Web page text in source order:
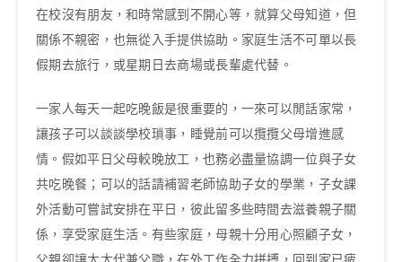
在校沒有朋友，和時常感到不開心等，就算父母知道，但
關係不親密，也無從入手提供協助。家庭生活不可單以長
假期去旅行，或星期日去商場或長輩處代替。
一家人每天一起吃晚飯是很重要的，一來可以閒話家常，
讓孩子可以談談學校瑣事，睡覺前可以攬攬父母增進感
情。假如平日父母較晚放工，也務必盡量協調一位與子女
共吃晚餐；可以的話請補習老師協助子女的學業，子女課
外活動可嘗試安排在平日，彼此留多些時間去滋養親子關
係，享受家庭生活。有些家庭，母親十分用心照顧子女，